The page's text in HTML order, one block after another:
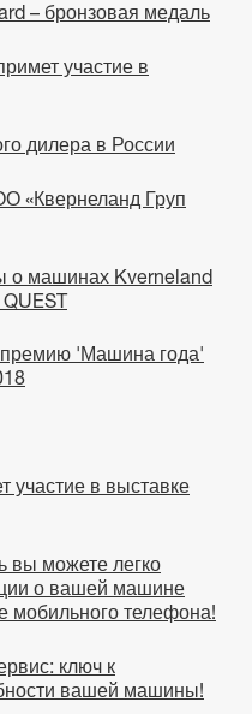
– бронзовая медаль
участие в
дилера в России
«Квернеланд Груп
о машинах Kverneland
премию 'Машина года'
участие в выставке
вы можете легко
о вашей машине
мобильного телефона!
ключ к
вашей машины!